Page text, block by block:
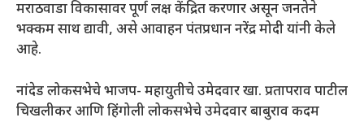
मराठवाडा विकासावर पूर्ण लक्ष केंद्रित करणार असून जनतेने
भक्कम साथ द्यावी, असे आवाहन पंतप्रधान नरेंद्र मोदी यांनी केले
आहे.
नांदेड लोकसभेचे भाजप- महायुतीचे उमेदवार खा. प्रतापराव पाटील
चिखलीकर आणि हिंगोली लोकसभेचे उमेदवार बाबुराव कदम